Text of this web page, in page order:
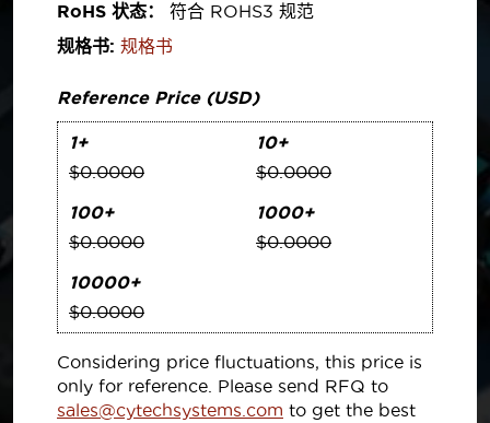
RoHS 状态：
符合 ROHS3 规范
规格书: 规格书
Reference Price (USD)
1+
$0.0000
10+
$0.0000
100+
$0.0000
1000+
$0.0000
10000+
$0.0000
Considering price fluctuations, this price is
only for reference. Please send RFQ to
sales@cytechsystems.com to get the best